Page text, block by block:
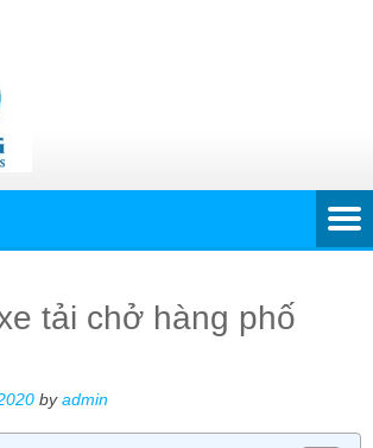
tải chở hàng phố
byadmin